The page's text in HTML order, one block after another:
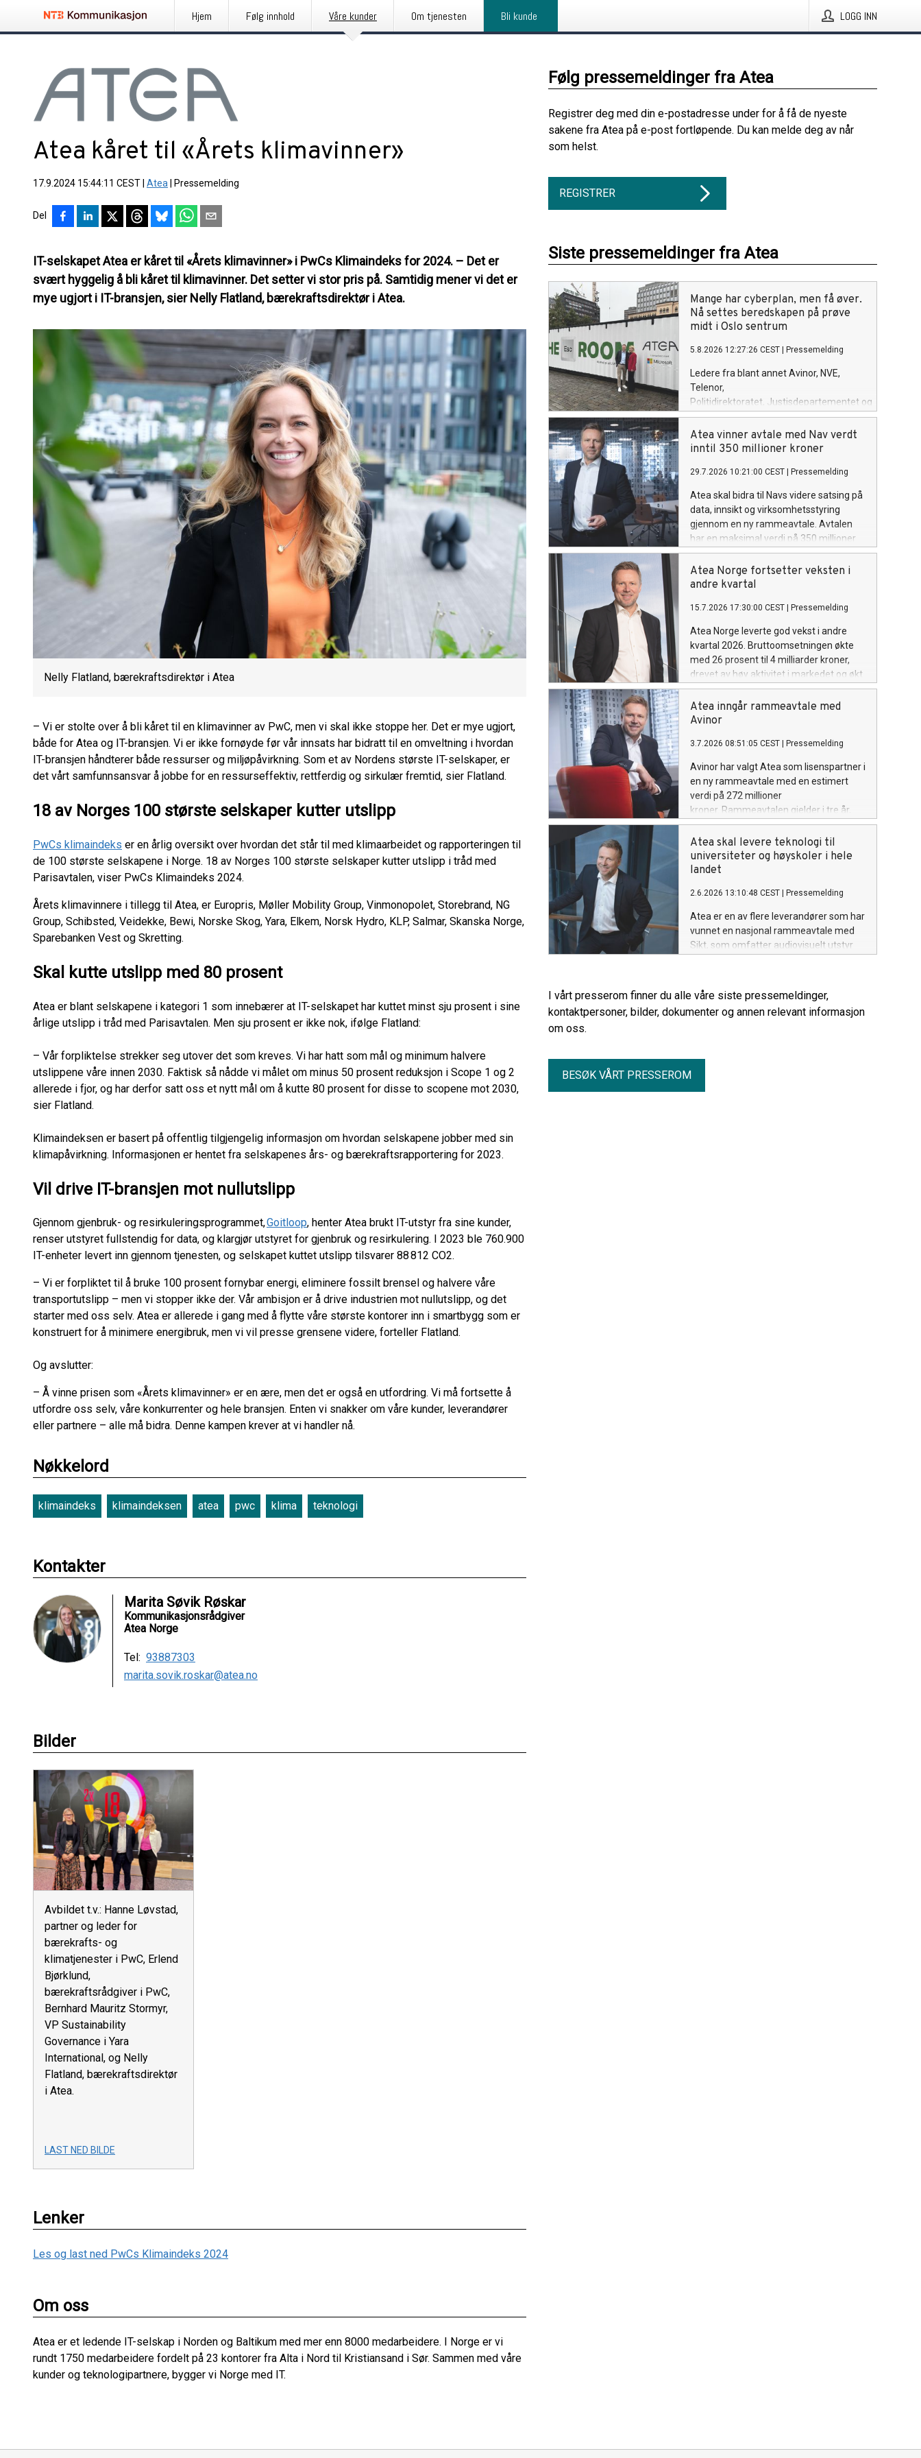
Hjem Følg innhold Våre kunder Om tjenesten Bli kunde LOGG INN
Atea kåret til «Årets klimavinner»
17.9.2024 15:44:11 CEST Atea Pressemelding
Del
IT-selskapet Atea er kåret til «Årets klimavinner» i PwCs Klimaindeks for 2024. – Det er
svært hyggelig å bli kåret til klimavinner. Det setter vi stor pris på. Samtidig mener vi det er
mye ugjort i IT-bransjen, sier Nelly Flatland, bærekraftsdirektør i Atea.
Nelly Flatland, bærekraftsdirektør i Atea
– Vi er stolte over å bli kåret til en klimavinner av PwC, men vi skal ikke stoppe her. Det er mye ugjort,
både for Atea og IT-bransjen. Vi er ikke fornøyde før vår innsats har bidratt til en omveltning i hvordan
IT-bransjen håndterer både ressurser og miljøpåvirkning. Som et av Nordens største IT-selskaper, er
det vårt samfunnsansvar å jobbe for en ressurseffektiv, rettferdig og sirkulær fremtid, sier Flatland.
18 av Norges 100 største selskaper kutter utslipp
PwCs klimaindeks er en årlig oversikt over hvordan det står til med klimaarbeidet og rapporteringen til
de 100 største selskapene i Norge. 18 av Norges 100 største selskaper kutter utslipp i tråd med
Parisavtalen, viser PwCs Klimaindeks 2024.
Årets klimavinnere i tillegg til Atea, er Europris, Møller Mobility Group, Vinmonopolet, Storebrand, NG
Group, Schibsted, Veidekke, Bewi, Norske Skog, Yara, Elkem, Norsk Hydro, KLP, Salmar, Skanska Norge,
Sparebanken Vest og Skretting.
Skal kutte utslipp med 80 prosent
Atea er blant selskapene i kategori 1 som innebærer at IT-selskapet har kuttet minst sju prosent i sine
årlige utslipp i tråd med Parisavtalen. Men sju prosent er ikke nok, ifølge Flatland:
– Vår forpliktelse strekker seg utover det som kreves. Vi har hatt som mål og minimum halvere
utslippene våre innen 2030. Faktisk så nådde vi målet om minus 50 prosent reduksjon i Scope 1 og 2
allerede i fjor, og har derfor satt oss et nytt mål om å kutte 80 prosent for disse to scopene mot 2030,
sier Flatland.
Klimaindeksen er basert på offentlig tilgjengelig informasjon om hvordan selskapene jobber med sin
klimapåvirkning. Informasjonen er hentet fra selskapenes års- og bærekraftsrapportering for 2023.
Vil drive IT-bransjen mot nullutslipp
Gjennom gjenbruk- og resirkuleringsprogrammet,Goitloop, henter Atea brukt IT-utstyr fra sine kunder,
renser utstyret fullstendig for data, og klargjør utstyret for gjenbruk og resirkulering. I 2023 ble 760.900
IT-enheter levert inn gjennom tjenesten, og selskapet kuttet utslipp tilsvarer 88 812 CO2.
– Vi er forpliktet til å bruke 100 prosent fornybar energi, eliminere fossilt brensel og halvere våre
transportutslipp – men vi stopper ikke der. Vår ambisjon er å drive industrien mot nullutslipp, og det
starter med oss selv. Atea er allerede i gang med å flytte våre største kontorer inn i smartbygg som er
konstruert for å minimere energibruk, men vi vil presse grensene videre, forteller Flatland.
Og avslutter:
– Å vinne prisen som «Årets klimavinner» er en ære, men det er også en utfordring. Vi må fortsette å
utfordre oss selv, våre konkurrenter og hele bransjen. Enten vi snakker om våre kunder, leverandører
eller partnere – alle må bidra. Denne kampen krever at vi handler nå.
Nøkkelord
klimaindeks klimaindeksen atea pwc klima teknologi
Kontakter
Marita Søvik Røskar
Kommunikasjonsrådgiver
Atea Norge
Tel: 93887303
marita.sovik.roskar@atea.no
Bilder
Avbildet t.v.: Hanne Løvstad,
partner og leder for
bærekrafts- og
klimatjenester i PwC, Erlend
Bjørklund,
bærekraftsrådgiver i PwC,
Bernhard Mauritz Stormyr,
VP Sustainability
Governance i Yara
International, og Nelly
Flatland, bærekraftsdirektør
i Atea.
LAST NED BILDE
Lenker
Les og last ned PwCs Klimaindeks 2024
Om oss
Atea er et ledende IT-selskap i Norden og Baltikum med mer enn 8000 medarbeidere. I Norge er vi
rundt 1750 medarbeidere fordelt på 23 kontorer fra Alta i Nord til Kristiansand i Sør. Sammen med våre
kunder og teknologipartnere, bygger vi Norge med IT.
Følg pressemeldinger fra Atea
Registrer deg med din e-postadresse under for å få de nyeste
sakene fra Atea på e-post fortløpende. Du kan melde deg av når
som helst.
REGISTRER
Siste pressemeldinger fra Atea
Mange har cyberplan, men få øver.
Nå settes beredskapen på prøve
midt i Oslo sentrum
5.8.2026 12:27:26 CEST Pressemelding
Ledere fra blant annet Avinor, NVE,
Telenor,
Politidirektoratet, Justisdepartementet og
Microsoft skal sammen med
politikere teste egen beredskap
når Atea inviterer til en realistisk
Bakgrunnen er nye tall som viser at
trener på dem.
Atea vinner avtale med Nav verdt
inntil 350 millioner kroner
29.7.2026 10:21:00 CEST Pressemelding
Atea skal bidra til Navs videre satsing på
data, innsikt og virksomhetsstyring
gjennom en ny rammeavtale. Avtalen
har en maksimal verdi på 350 millioner
kroner inkludert merverdiavgift over
inntil fire år.
Atea Norge fortsetter veksten i
andre kvartal
15.7.2026 17:30:00 CEST Pressemelding
Atea Norge leverte god vekst i andre
kvartal 2026. Bruttoomsetningen økte
med 26 prosent til 4 milliarder kroner,
drevet av høy aktivitet i markedet og økt
etterspørsel etter både IT-infrastruktur,
driftstjenester og konsulenttjenester.
Atea inngår rammeavtale med
Avinor
3.7.2026 08:51:05 CEST Pressemelding
Avinor har valgt Atea som lisenspartner i
en ny rammeavtale med en estimert
verdi på 272 millioner
kroner. Rammeavtalen gjelder i tre år,
med mulighet for forlengelse til totalt
fem år. Avtalen omfatter Microsoft-
lisenser og tilhørende
rådgivningstjenester, og er et viktig steg i
Atea skal levere teknologi til
universiteter og høyskoler i hele
landet
2.6.2026 13:10:48 CEST Pressemelding
Atea er en av flere leverandører som har
vunnet en nasjonal rammeavtale med
Sikt, som omfatter audiovisuelt utstyr
Avtalen har en estimert verdi på 150 til
250 millioner kroner årlig.
I vårt presserom finner du alle våre siste pressemeldinger,
kontaktpersoner, bilder, dokumenter og annen relevant informasjon
om oss.
BESØK VÅRT PRESSEROM